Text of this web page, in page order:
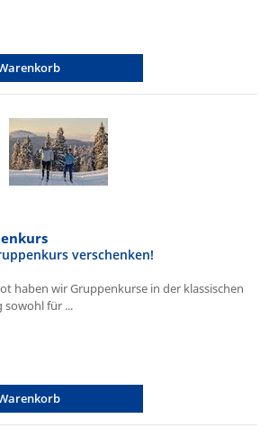
verschenken!
haben wir Gruppenkurse in der klassischen
sowohl für ...